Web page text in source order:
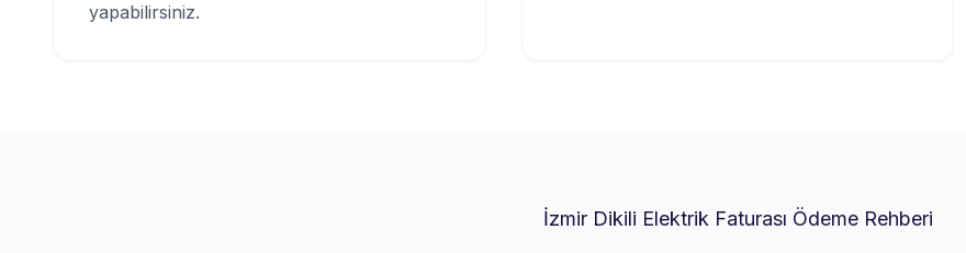
yapabilirsiniz.
İzmir Dikili Elektrik Faturası Ödeme Rehberi